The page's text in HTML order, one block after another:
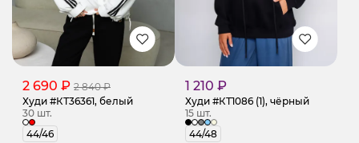
2 690 ₽ 2 840 ₽
Худи #КТ36361, белый
30 шт.
44/46
1 210 ₽
Худи #КТ1086 (1), чёрный
15 шт.
44/48